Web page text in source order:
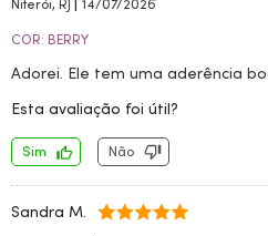
Niterói, RJ 14/07/2026
COR: BERRY
Adorei. Ele tem uma aderência
Esta avaliação foi útil?
Sim Não
Sandra M.